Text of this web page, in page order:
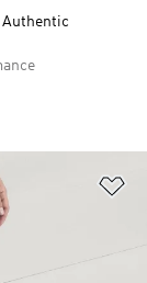
Authentic